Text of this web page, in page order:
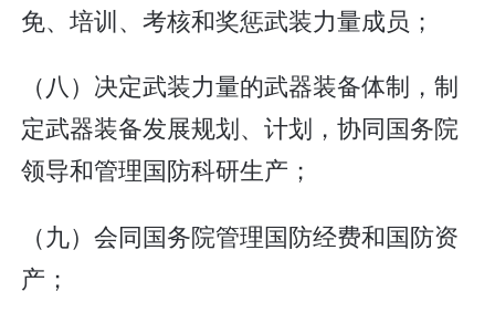
免、培训、考核和奖惩武装力量成员；
（八）决定武装力量的武器装备体制，制
定武器装备发展规划、计划，协同国务院
领导和管理国防科研生产；
（九）会同国务院管理国防经费和国防资
产；